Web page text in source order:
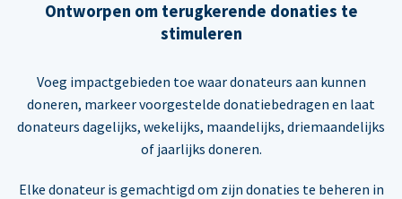
Ontworpen om terugkerende donaties te
stimuleren
Voeg impactgebieden toe waar donateurs aan kunnen
doneren, markeer voorgestelde donatiebedragen en laat
donateurs dagelijks, wekelijks, maandelijks, driemaandelijks
of jaarlijks doneren.
Elke donateur is gemachtigd om zijn donaties te beheren in